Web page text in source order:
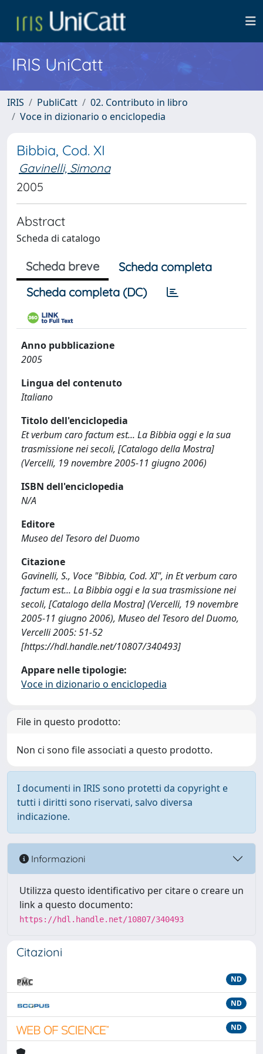
IRIS UniCatt
IRIS PubliCatt
02. Contributo in libro
Voce in dizionario o enciclopedia
Bibbia, Cod. XI
Gavinelli, Simona
2005
Abstract
Scheda di catalogo
Scheda breve
Scheda completa
Scheda completa (DC)
Anno pubblicazione
2005
Lingua del contenuto
Italiano
Titolo dell'enciclopedia
Et verbum caro factum est... La Bibbia oggi e la sua
trasmissione nei secoli, [Catalogo della Mostra]
(Vercelli, 19 novembre 2005-11 giugno 2006)
ISBN dell'enciclopedia
N/A
Editore
Museo del Tesoro del Duomo
Citazione
Gavinelli, S., Voce "Bibbia, Cod. XI", in Et verbum caro
factum est... La Bibbia oggi e la sua trasmissione nei
secoli, [Catalogo della Mostra] (Vercelli, 19 novembre
2005-11 giugno 2006), Museo del Tesoro del Duomo,
Vercelli 2005: 51-52
[https://hdl.handle.net/10807/340493]
Appare nelle tipologie:
Voce in dizionario o enciclopedia
File in questo prodotto:
Non ci sono file associati a questo prodotto.
I documenti in IRIS sono protetti da copyright e
tutti i diritti sono riservati, salvo diversa
indicazione.
Informazioni
Utilizza questo identificativo per citare o creare un
link a questo documento:
https://hdl.handle.net/10807/340493
Citazioni
ND
ND
ND